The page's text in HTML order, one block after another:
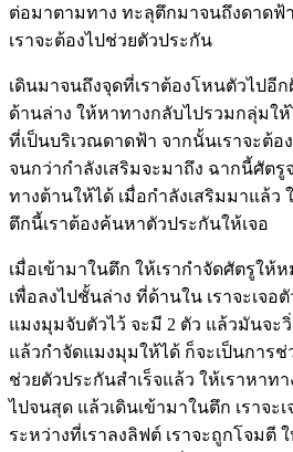
ต่อมาตามทาง ทะลุตึกมาจนถึงดาดฟ้า
เราจะต้องไปช่วยตัวประกัน
เดินมาจนถึงจุดที่เราต้องโหนตัวไปอี
ด้านล่าง ให้หาทางกลับไปรวมกลุ่มใ
ที่เป็นบริเวณดาดฟ้า จากนั้นเราจะต้อ
จนกว่ากำลังเสริมจะมาถึง ฉากนี้ศัตรู
ทางต้านให้ได้ เมื่อกำลังเสริมมาแล้ว
ตึกนี้เราต้องค้นหาตัวประกันให้เจอ
เมื่อเข้ามาในตึก ให้เรากำจัดศัตรูให้
เพื่อลงไปชั้นล่าง ที่ด้านใน เราจะเจ
แมงมุมจับตัวไว้ จะมี 2 ตัว แล้วมันจะ
แล้วกำจัดแมงมุมให้ได้ ก็จะเป็นการช่
ช่วยตัวประกันสำเร็จแล้ว ให้เราหาท
ไปจนสุด แล้วเดินเข้ามาในตึก เราจะ
ระหว่างที่เราลงลิฟต์ เราจะถูกโจมตี